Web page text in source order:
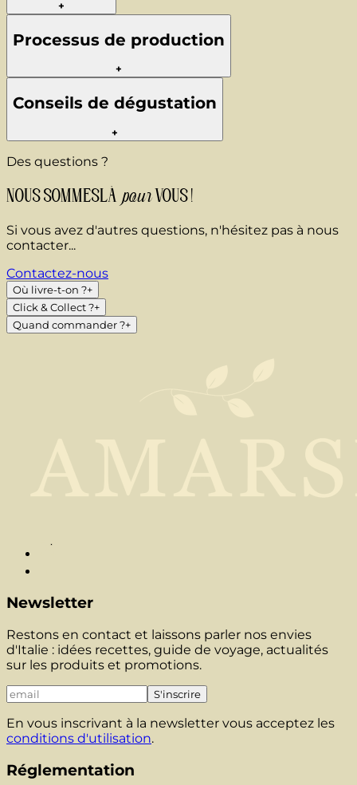
+
Processus de production
+
Conseils de dégustation
+
Des questions ?
NOUS SOMMESLÀ pourVOUS !
Si vous avez d'autres questions, n'hésitez pas à nous
contacter...
Contactez-nous
Où livre-t-on ?+
Click & Collect ?+
Quand commander ?+
Newsletter
Restons en contact et laissons parler nos envies
d'Italie : idées recettes, guide de voyage, actualités
sur les produits et promotions.
S'inscrire
En vous inscrivant à la newsletter vous acceptez les
conditions d'utilisation.
Réglementation